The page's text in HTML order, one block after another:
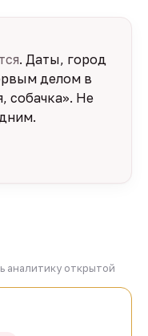
. Даты, город
делом в
собачка». Не
аналитику открытой